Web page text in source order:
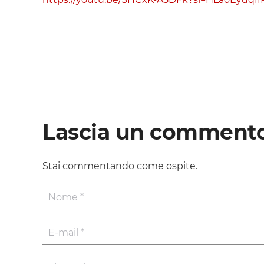
Lascia un
Stai commentando come ospite.